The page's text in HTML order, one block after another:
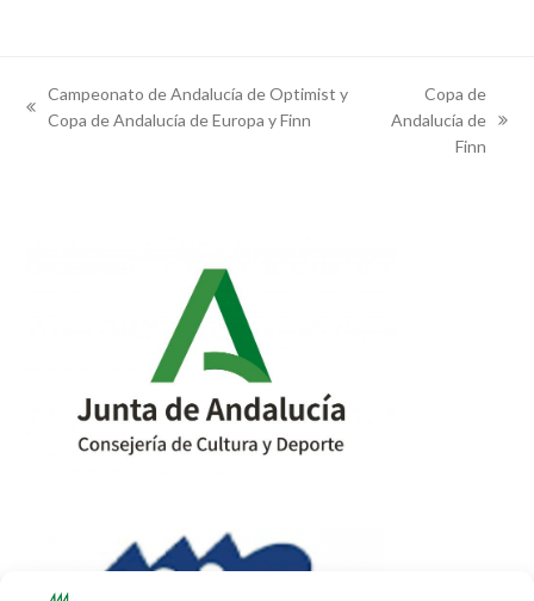
previous
Campeonato de Andalucía de Optimist y
Copa de Andalucía de Europa y Finn
next
Copa de
Andalucía de
Finn